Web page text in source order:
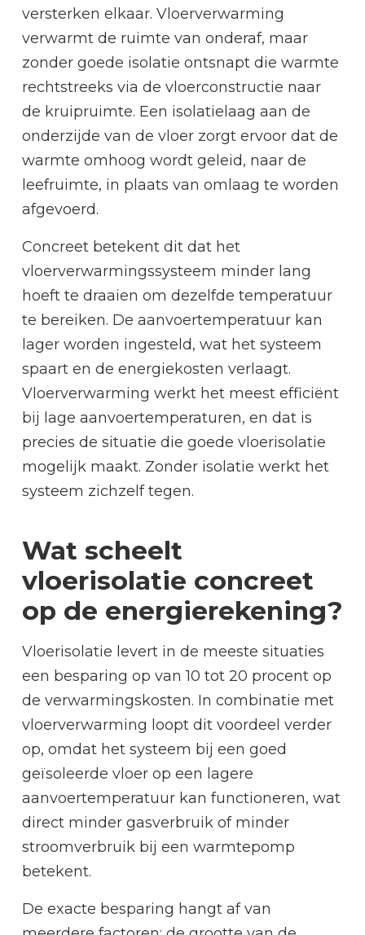
versterken elkaar. Vloerverwarming
verwarmt de ruimte van onderaf, maar
zonder goede isolatie ontsnapt die warmte
rechtstreeks via de vloerconstructie naar
de kruipruimte. Een isolatielaag aan de
onderzijde van de vloer zorgt ervoor dat de
warmte omhoog wordt geleid, naar de
leefruimte, in plaats van omlaag te worden
afgevoerd.
Concreet betekent dit dat het
vloerverwarmingssysteem minder lang
hoeft te draaien om dezelfde temperatuur
te bereiken. De aanvoertemperatuur kan
lager worden ingesteld, wat het systeem
spaart en de energiekosten verlaagt.
Vloerverwarming werkt het meest efficiënt
bij lage aanvoertemperaturen, en dat is
precies de situatie die goede vloerisolatie
mogelijk maakt. Zonder isolatie werkt het
systeem zichzelf tegen.
Wat scheelt
vloerisolatie concreet
op de energierekening?
Vloerisolatie levert in de meeste situaties
een besparing op van 10 tot 20 procent op
de verwarmingskosten. In combinatie met
vloerverwarming loopt dit voordeel verder
op, omdat het systeem bij een goed
geïsoleerde vloer op een lagere
aanvoertemperatuur kan functioneren, wat
direct minder gasverbruik of minder
stroomverbruik bij een warmtepomp
betekent.
De exacte besparing hangt af van